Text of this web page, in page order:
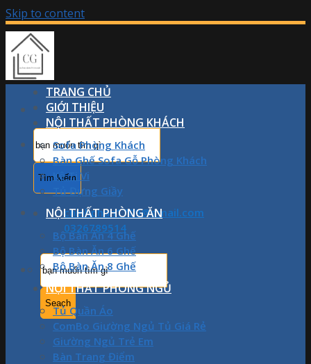
Skip to content
chinhphan1709@gmail.com
0326789514
TRANG CHỦ
GIỚI THIỆU
NỘI THẤT PHÒNG KHÁCH
Sofa Phòng Khách
Bàn Ghế Sofa Gỗ Phòng Khách
Kệ Ti Vi
Tủ Đựng Giầy
NỘI THẤT PHÒNG ĂN
Bộ Bàn Ăn 4 Ghế
Bộ Bàn Ăn 6 Ghế
Bộ Bàn Ăn 8 Ghế
NỘI THẤT PHÒNG NGỦ
Tủ Quần Áo
ComBo Giường Ngủ Tủ Giá Rẻ
Giường Ngủ Trẻ Em
Bàn Trang Điểm